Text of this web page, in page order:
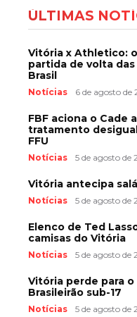
ÚLTIMAS
Vitória x Athletico:
partida de volta
Brasil
Notícias 6 de agosto de
FBF aciona o Cade
tratamento
FFU
Notícias 5 de agosto de
Vitória antecipa
Notícias 5 de agosto de
Elenco de Ted
camisas do Vitória
Notícias 5 de agosto de
Vitória perde para
Brasileirão sub-17
Notícias 5 de agosto de